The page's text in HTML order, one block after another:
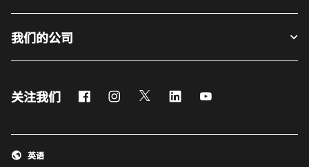
我们的公司
关注我们 FacebookInstagram
Twitter LinkedIn
英语